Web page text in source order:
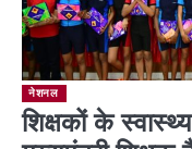
नेशनल
शिक्षकों के